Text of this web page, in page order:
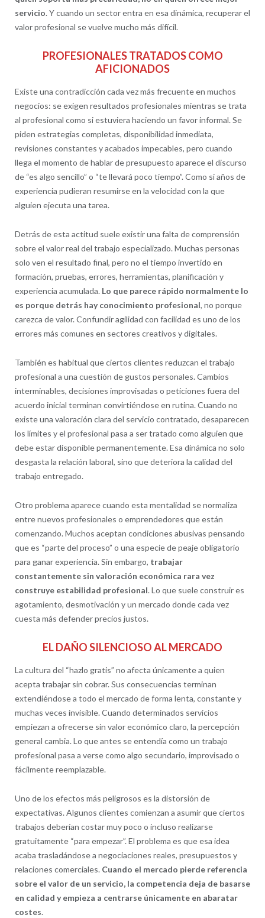
servicio. Y cuando un sector entra en esa dinámica, recuperar el
valor profesional se vuelve mucho más difícil.
PROFESIONALES TRATADOS COMO
AFICIONADOS
Existe una contradicción cada vez más frecuente en muchos
negocios: se exigen resultados profesionales mientras se trata
al profesional como si estuviera haciendo un favor informal. Se
piden estrategias completas, disponibilidad inmediata,
revisiones constantes y acabados impecables, pero cuando
llega el momento de hablar de presupuesto aparece el discurso
de “es algo sencillo” o “te llevará poco tiempo”. Como si años de
experiencia pudieran resumirse en la velocidad con la que
alguien ejecuta una tarea.
Detrás de esta actitud suele existir una falta de comprensión
sobre el valor real del trabajo especializado. Muchas personas
solo ven el resultado final, pero no el tiempo invertido en
formación, pruebas, errores, herramientas, planificación y
experiencia acumulada. Lo que parece rápido normalmente lo
es porque detrás hay conocimiento profesional, no porque
carezca de valor. Confundir agilidad con facilidad es uno de los
errores más comunes en sectores creativos y digitales.
También es habitual que ciertos clientes reduzcan el trabajo
profesional a una cuestión de gustos personales. Cambios
interminables, decisiones improvisadas o peticiones fuera del
acuerdo inicial terminan convirtiéndose en rutina. Cuando no
existe una valoración clara del servicio contratado, desaparecen
los límites y el profesional pasa a ser tratado como alguien que
debe estar disponible permanentemente. Esa dinámica no solo
desgasta la relación laboral, sino que deteriora la calidad del
trabajo entregado.
Otro problema aparece cuando esta mentalidad se normaliza
entre nuevos profesionales o emprendedores que están
comenzando. Muchos aceptan condiciones abusivas pensando
que es “parte del proceso” o una especie de peaje obligatorio
para ganar experiencia. Sin embargo, trabajar
constantemente sin valoración económica rara vez
construye estabilidad profesional. Lo que suele construir es
agotamiento, desmotivación y un mercado donde cada vez
cuesta más defender precios justos.
EL DAÑO SILENCIOSO AL MERCADO
La cultura del “hazlo gratis” no afecta únicamente a quien
acepta trabajar sin cobrar. Sus consecuencias terminan
extendiéndose a todo el mercado de forma lenta, constante y
muchas veces invisible. Cuando determinados servicios
empiezan a ofrecerse sin valor económico claro, la percepción
general cambia. Lo que antes se entendía como un trabajo
profesional pasa a verse como algo secundario, improvisado o
fácilmente reemplazable.
Uno de los efectos más peligrosos es la distorsión de
expectativas. Algunos clientes comienzan a asumir que ciertos
trabajos deberían costar muy poco o incluso realizarse
gratuitamente “para empezar”. El problema es que esa idea
acaba trasladándose a negociaciones reales, presupuestos y
relaciones comerciales. Cuando el mercado pierde referencia
sobre el valor de un servicio, la competencia deja de basarse
en calidad y empieza a centrarse únicamente en abaratar
costes.